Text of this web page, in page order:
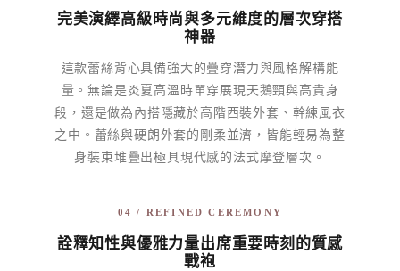
完美演繹高級時尚與多元維度的層次穿搭
神器
這款蕾絲背心具備強大的疊穿潛力與風格解構能
量。無論是炎夏高溫時單穿展現天鵝頸與高貴身
段，還是做為內搭隱藏於高階西裝外套、幹練風衣
之中。蕾絲與硬朗外套的剛柔並濟，皆能輕易為整
身裝束堆疊出極具現代感的法式摩登層次。
04 / REFINED CEREMONY
詮釋知性與優雅力量出席重要時刻的質感
戰袍